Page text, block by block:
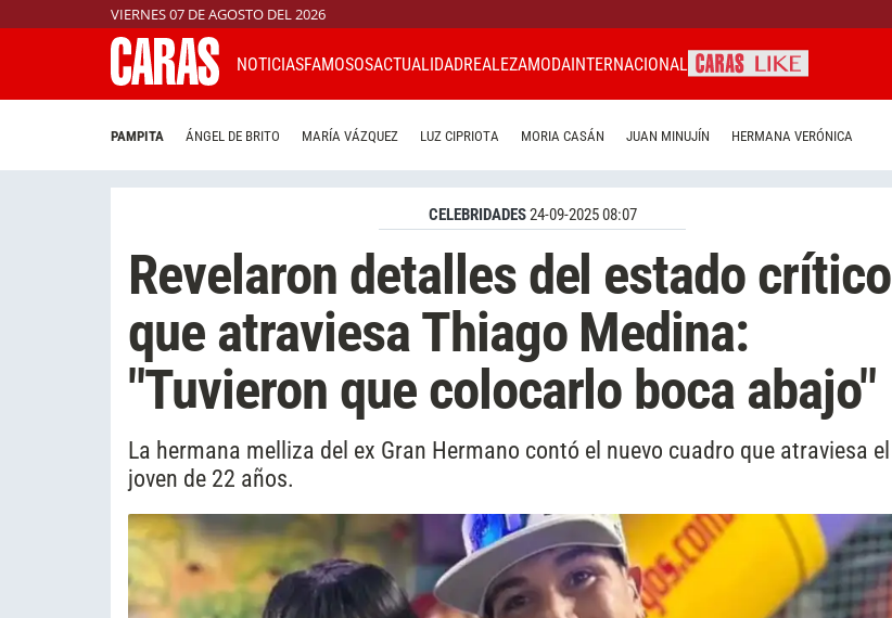
VIERNES 07 DE AGOSTO DEL 2026
NOTICIASFAMOSOSACTUALIDADREALEZAMODAINTERNACIONAL
PAMPITA ÁNGEL DE BRITO MARÍA VÁZQUEZ LUZ CIPRIOTA MORIA CASÁN JUAN MINUJÍN HERMANA VERÓNICA
CELEBRIDADES24-09-2025 08:07
Revelaron detalles del estado crítico
que atraviesa Thiago Medina:
"Tuvieron que colocarlo boca abajo"
La hermana melliza del ex Gran Hermano contó el nuevo cuadro que atraviesa el
joven de 22 años.